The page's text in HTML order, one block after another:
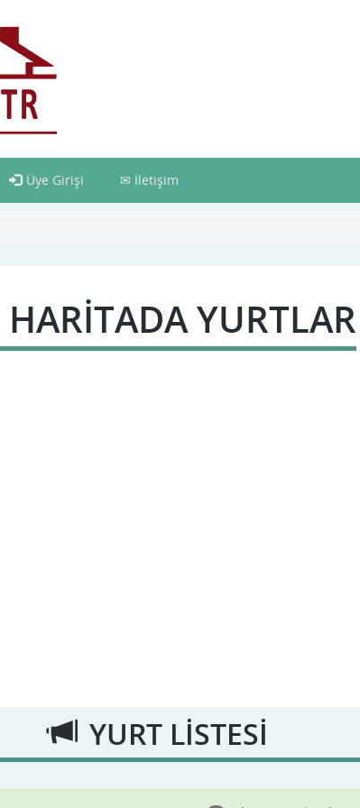
Üye Girişi İletişim
HARİTADA YURTLAR
YURT LİSTESİ